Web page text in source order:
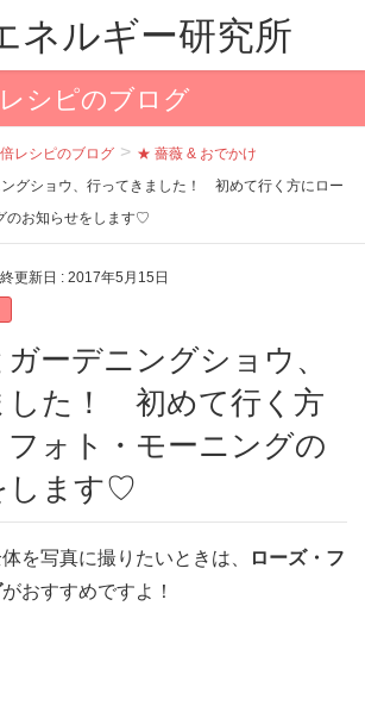
ネルギー研究所
シピのブログ
レシピのブログ
★ 薔薇 & おでかけ
ングショウ、行ってきました！ 初めて行く方にロー
のお知らせをします♡
更新日 : 2017年5月15日
した！ 初めて行く方
フォト・モーニングの
します♡
を写真に撮りたいときは、
ローズ・フ
がおすすめですよ！